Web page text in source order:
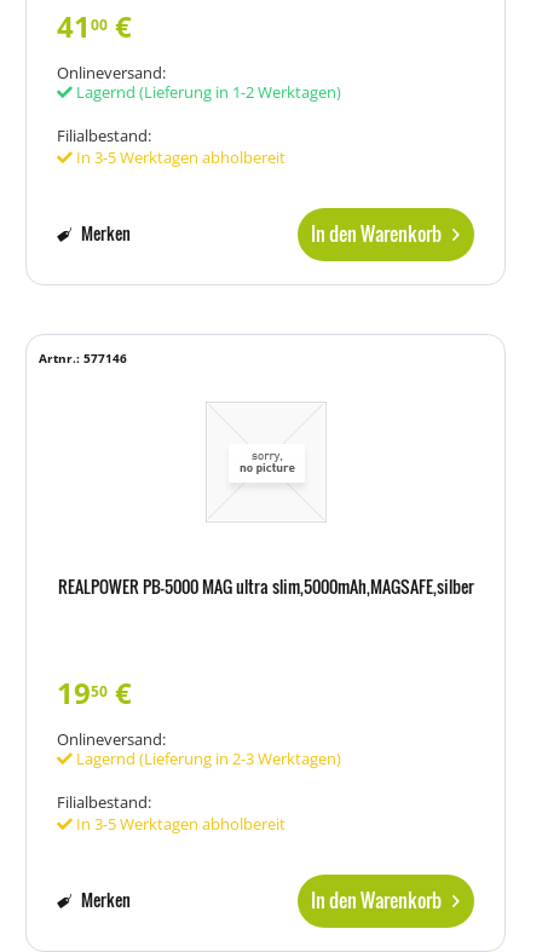
4100 €
Onlineversand:
Lagernd (Lieferung in 1-2 Werktagen)
Filialbestand:
In 3-5 Werktagen abholbereit
In den Warenkorb
Merken
REALPOWER PB-5000 MAG ultra slim,5000mAh,MAGSAFE,silber
Artnr.: 577146
1950 €
Onlineversand:
Lagernd (Lieferung in 2-3 Werktagen)
Filialbestand:
In 3-5 Werktagen abholbereit
In den Warenkorb
Merken